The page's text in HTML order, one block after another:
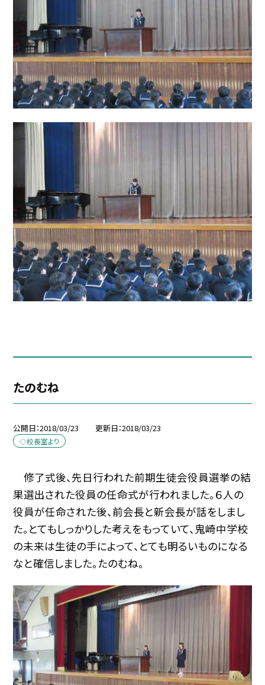
たのむね
公開日 2018/03/23 更新日 2018/03/23
◇校長室より
修了式後、先日行われた前期生徒会役員選挙の結
果選出された役員の任命式が行われました。６人の
役員が任命された後、前会長と新会長が話をしまし
た。とてもしっかりした考えをもっていて、鬼崎中学校
の未来は生徒の手によって、とても明るいものになる
なと確信しました。たのむね。